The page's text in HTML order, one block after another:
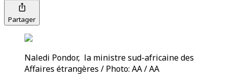
Partager
Naledi Pondor, la ministre sud-africaine des
Affaires étrangères / Photo: AA / AA